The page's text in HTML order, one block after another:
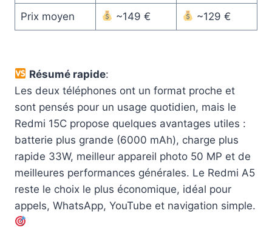
Prix moyen ~149 € ~129 €
Résumé rapide:
Les deux téléphones ont un format proche et
sont pensés pour un usage quotidien, mais le
Redmi 15C propose quelques avantages utiles :
batterie plus grande (6000 mAh), charge plus
rapide 33W, meilleur appareil photo 50 MP et de
meilleures performances générales. Le Redmi A5
reste le choix le plus économique, idéal pour
appels, WhatsApp, YouTube et navigation simple.